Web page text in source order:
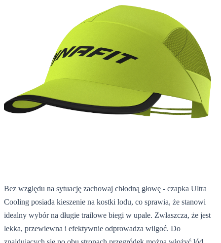
Bez względu na sytuację zachowaj chłodną głowę - czapka Ultra
Cooling posiada kieszenie na kostki lodu, co sprawia, że stanowi
idealny wybór na długie trailowe biegi w upale. Zwłaszcza, że jest
lekka, przewiewna i efektywnie odprowadza wilgoć. Do